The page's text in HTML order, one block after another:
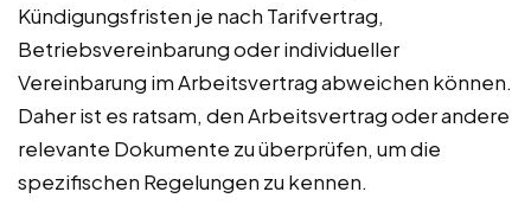
Kündigungsfristen je nach Tarifvertrag,
Betriebsvereinbarung oder individueller
Vereinbarung im Arbeitsvertrag abweichen können.
Daher ist es ratsam, den Arbeitsvertrag oder andere
relevante Dokumente zu überprüfen, um die
spezifischen Regelungen zu kennen.